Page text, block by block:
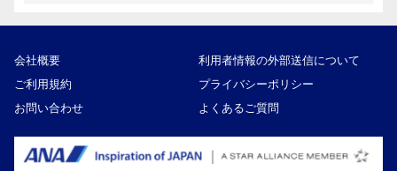
会社概要
利用者情報の外部送信について
ご利用規約
プライバシーポリシー
お問い合わせ
よくあるご質問